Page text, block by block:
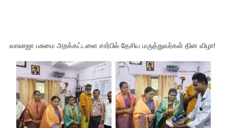
வாலாஜா பசுமை அறக்கட்டளை சார்பில் தேசிய மருத்துவர்கள் தின விழா!